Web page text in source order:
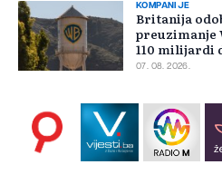
KOMPANIJE
Britanija
preuzimanje
110 milijardi
07. 08. 2026.